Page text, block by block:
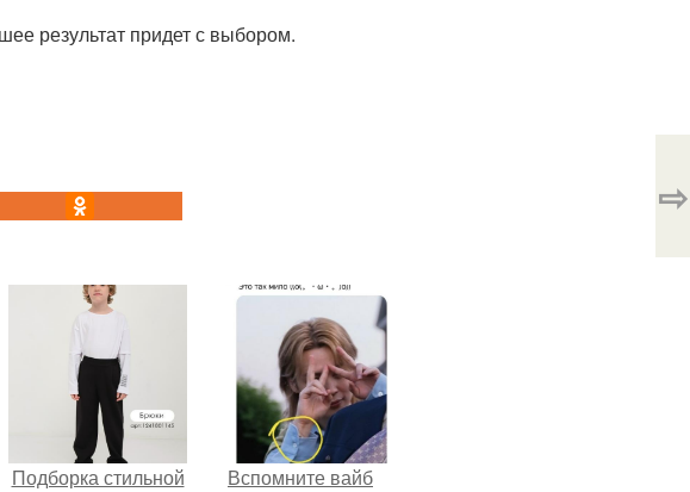
результат придет с выбором.
⇨
Подборка стильной
Вспомните вайб